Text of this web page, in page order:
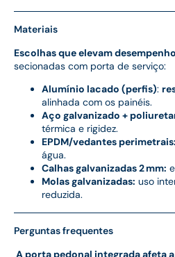
Materiais
Escolhas que elevam desempenho
secionadas com porta de serviço:
Alumínio lacado (perfis):
alinhada com os painéis.
Aço galvanizado +
térmica e rigidez.
EPDM/vedantes perimetrais:
água.
Calhas galvanizadas 2 mm:
Molas galvanizadas: uso
reduzida.
Perguntas frequentes
A porta pedonal integrada afeta